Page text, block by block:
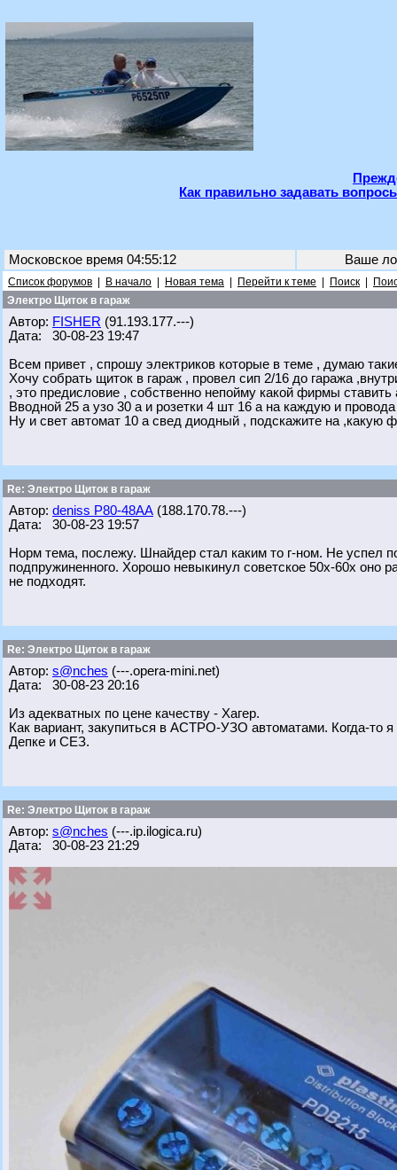
Как правильно задавать
Московское время 04:55:12 Ваше
Список форумов В начало Новая тема Перейти к теме Поиск
Электро Щиток в гараж
Автор: FISHER (91.193.177.---)
Дата: 30-08-23 19:47
Всем привет , спрошу электриков которые в теме , думаю
Хочу собрать щиток в гараж , провел сип 2/16 до гаража
, это предисловие , собственно непойму какой фирмы ставить
Вводной 25 а узо 30 а и розетки 4 шт 16 а на каждую и
Ну и свет автомат 10 а свед диодный , подскажите на ,какую
Re: Электро Щиток в гараж
Автор: deniss Р80-48АА (188.170.78.---)
Дата: 30-08-23 19:57
Норм тема, послежу. Шнайдер стал каким то г-ном. Не успел
подпружиненного. Хорошо невыкинул советское 50х-60х оно
не подходят.
Re: Электро Щиток в гараж
Автор: s@nches (---.opera-mini.net)
Дата: 30-08-23 20:16
Из адекватных по цене качеству - Хагер.
Как вариант, закупиться в АСТРО-УЗО автоматами. Когда-то
Депке и СЕЗ.
Re: Электро Щиток в гараж
Автор: s@nches (---.ip.ilogica.ru)
Дата: 30-08-23 21:29